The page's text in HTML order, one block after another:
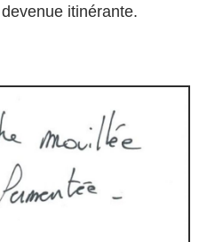
itinérante.